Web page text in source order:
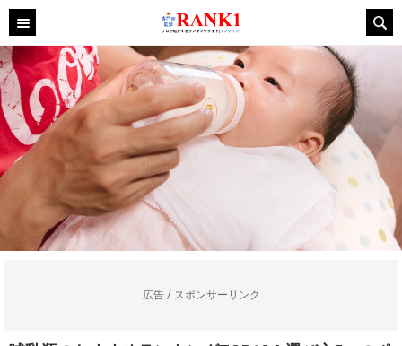
広告 / スポンサーリンク